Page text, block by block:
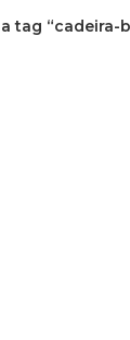
tag “cadeira-